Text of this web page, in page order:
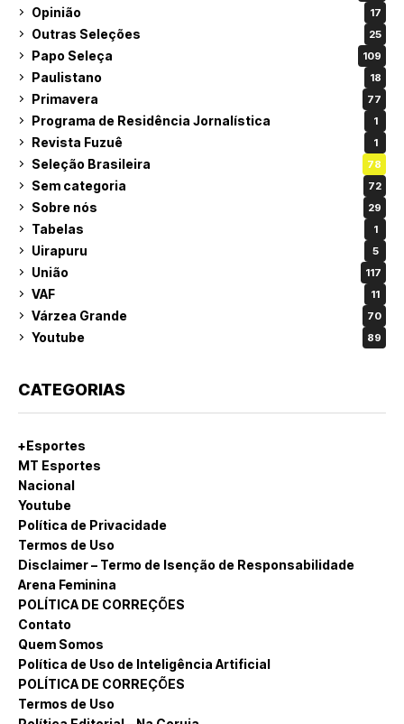
Opinião 17
Outras Seleções 25
Papo Seleça 109
Paulistano 18
Primavera 77
Programa de Residência Jornalística 1
Revista Fuzuê 1
Seleção Brasileira 78
Sem categoria 72
Sobre nós 29
Tabelas 1
Uirapuru 5
União 117
VAF 11
Várzea Grande 70
Youtube 89
CATEGORIAS
+Esportes
MT Esportes
Nacional
Youtube
Política de Privacidade
Termos de Uso
Disclaimer – Termo de Isenção de Responsabilidade
Arena Feminina
POLÍTICA DE CORREÇÕES
Contato
Quem Somos
Política de Uso de Inteligência Artificial
POLÍTICA DE CORREÇÕES
Termos de Uso